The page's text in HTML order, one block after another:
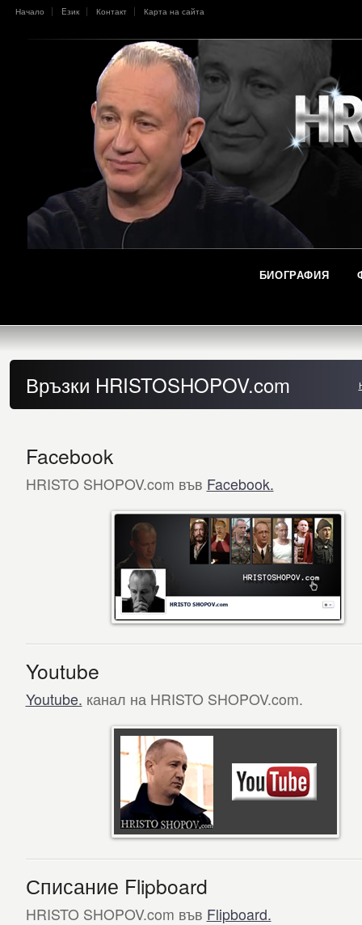
Начало Eзик Контакт Карта на сайта
БИОГРАФИЯ
Връзки HRISTOSHOPOV.com
Facebook
HRISTO SHOPOV.com във Facebook.
Youtube
Youtube. канал на HRISTO SHOPOV.com.
Списание Flipboard
HRISTO SHOPOV.com във Flipboard.